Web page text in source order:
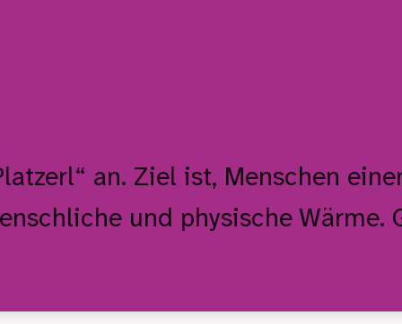
an. Ziel ist, Menschen
und physische Wärme.